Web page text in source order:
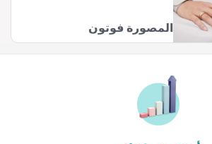
المصورة فوتون